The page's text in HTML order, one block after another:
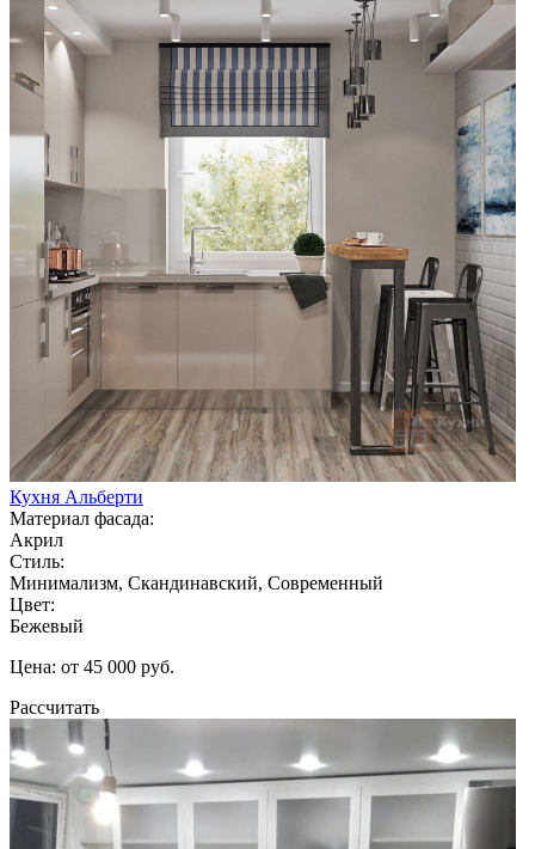
Кухня Альберти
Материал фасада:
Акрил
Стиль:
Минимализм, Скандинавский, Современный
Цвет:
Бежевый
Цена: от 45 000 руб.
Рассчитать